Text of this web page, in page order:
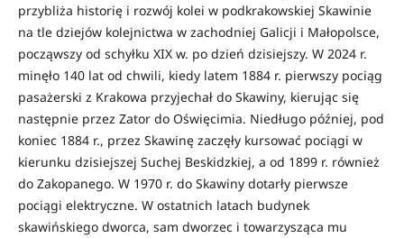
przybliża historię i rozwój kolei w podkrakowskiej Skawinie
na tle dziejów kolejnictwa w zachodniej Galicji i Małopolsce,
począwszy od schyłku XIX w. po dzień dzisiejszy. W 2024 r.
minęło 140 lat od chwili, kiedy latem 1884 r. pierwszy pociąg
pasażerski z Krakowa przyjechał do Skawiny, kierując się
następnie przez Zator do Oświęcimia. Niedługo później, pod
koniec 1884 r., przez Skawinę zaczęły kursować pociągi w
kierunku dzisiejszej Suchej Beskidzkiej, a od 1899 r. również
do Zakopanego. W 1970 r. do Skawiny dotarły pierwsze
pociągi elektryczne. W ostatnich latach budynek
skawińskiego dworca, sam dworzec i towarzysząca mu